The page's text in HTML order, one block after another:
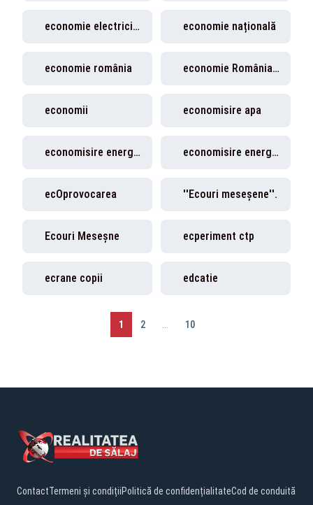
economie electricitate economie națională
economie românia economie România 2025.
economii economisire apa
economisire energie economisire energie electrica
ecOprovocarea ''Ecouri meseșene''.
Ecouri Meseșne ecperiment ctp
ecrane copii edcatie
1 2 10
ContactTermeni și condițiiPolitică de confidențialitateCod de conduită